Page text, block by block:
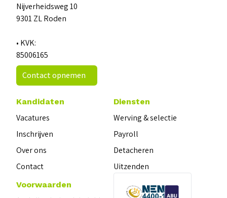
Nijverheidsweg 10
9301 ZL Roden
• KVK:
85006165
Contact opnemen
Kandidaten
Vacatures
Inschrijven
Over ons
Contact
Diensten
Werving & selectie
Payroll
Detacheren
Uitzenden
Voorwaarden